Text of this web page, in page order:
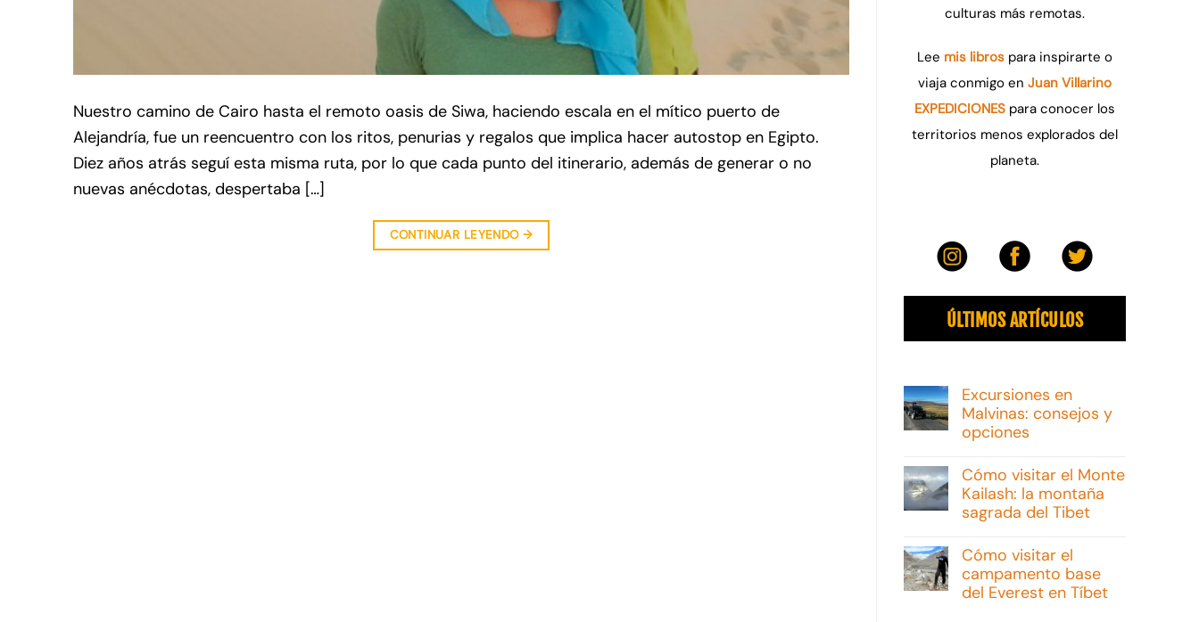
Nuestro camino de Cairo hasta el remoto oasis de Siwa, haciendo escala en el mítico puerto de
Alejandría, fue un reencuentro con los ritos, penurias y regalos que implica hacer autostop en Egipto.
Diez años atrás seguí esta misma ruta, por lo que cada punto del itinerario, además de generar o no
nuevas anécdotas, despertaba […]
CONTINUAR LEYENDO →
culturas más remotas.
Lee mis libros para inspirarte o
viaja conmigo en Juan Villarino
EXPEDICIONES para conocer los
territorios menos explorados del
planeta.
ÚLTIMOS ARTÍCULOS
Excursiones en
Malvinas: consejos y
opciones
hay
comentarios
en
Excursiones
en
y
opciones
Cómo visitar el Monte
Kailash: la montaña
sagrada del Tibet
hay
comentarios
en
Cómo
visitar
Cómo visitar el
campamento base
del Everest en Tíbet